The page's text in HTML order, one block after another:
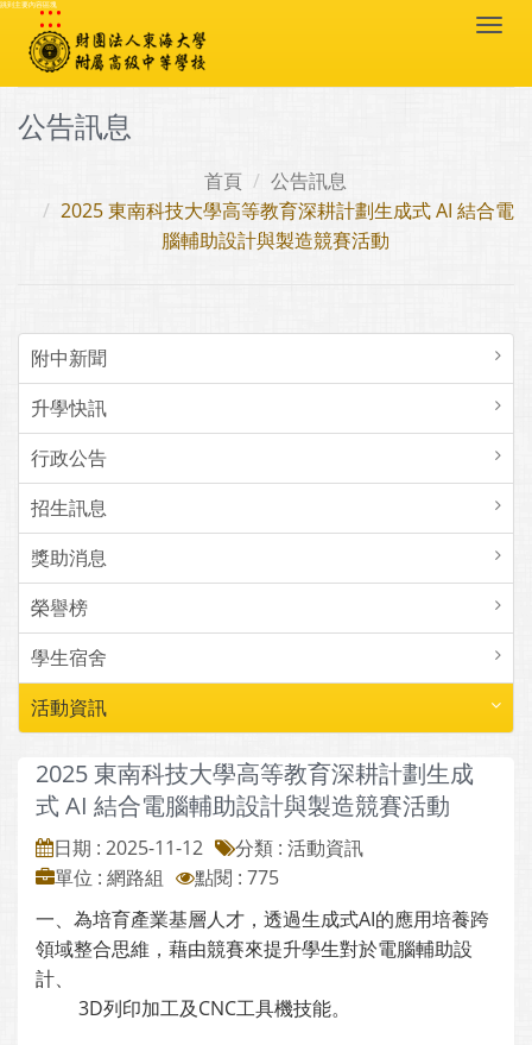
跳到主要內容區塊
:::
公告訊息
首頁
公告訊息
2025 東南科技大學高等教育深耕計劃生成式 AI 結合電
腦輔助設計與製造競賽活動
附中新聞
升學快訊
行政公告
招生訊息
獎助消息
榮譽榜
學生宿舍
活動資訊
2025 東南科技大學高等教育深耕計劃生成
式 AI 結合電腦輔助設計與製造競賽活動
日期 : 2025-11-12
分類 : 活動資訊
單位 : 網路組
點閱 : 775
一、為培育產業基層人才，透過生成式AI的應用培養跨
領域整合思維，藉由競賽來提升學生對於電腦輔助設
計、
3D列印加工及CNC工具機技能。